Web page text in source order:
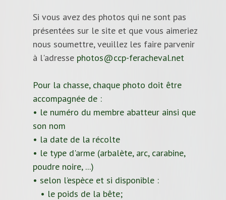
Si vous avez des photos qui ne sont pas
présentées sur le site et que vous aimeriez
nous soumettre, veuillez les faire parvenir
à l'adresse photos@ccp-feracheval.net
Pour la chasse, chaque photo doit être
accompagnée de :
• le numéro du membre abatteur ainsi que
son nom
• la date de la récolte
• le type d'arme (arbalète, arc, carabine,
poudre noire, ...)
• selon l’espèce et si disponible :
• le poids de la bête;